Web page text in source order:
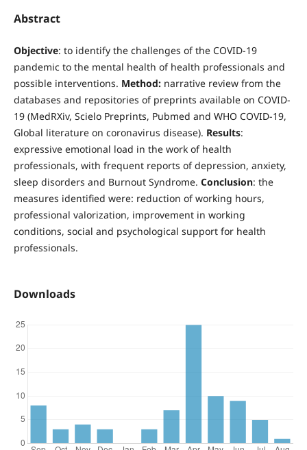
Abstract
Objective: to identify the challenges of the COVID-19
pandemic to the mental health of health professionals and
possible interventions. Method:narrative review from the
databases and repositories of preprints available on COVID-
19 (MedRXiv, Scielo Preprints, Pubmed and WHO COVID-19,
Global literature on coronavirus disease). Results:
expressive emotional load in the work of health
professionals, with frequent reports of depression, anxiety,
sleep disorders and Burnout Syndrome. Conclusion: the
measures identified were: reduction of working hours,
professional valorization, improvement in working
conditions, social and psychological support for health
professionals.
Downloads